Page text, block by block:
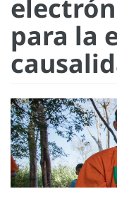
para la